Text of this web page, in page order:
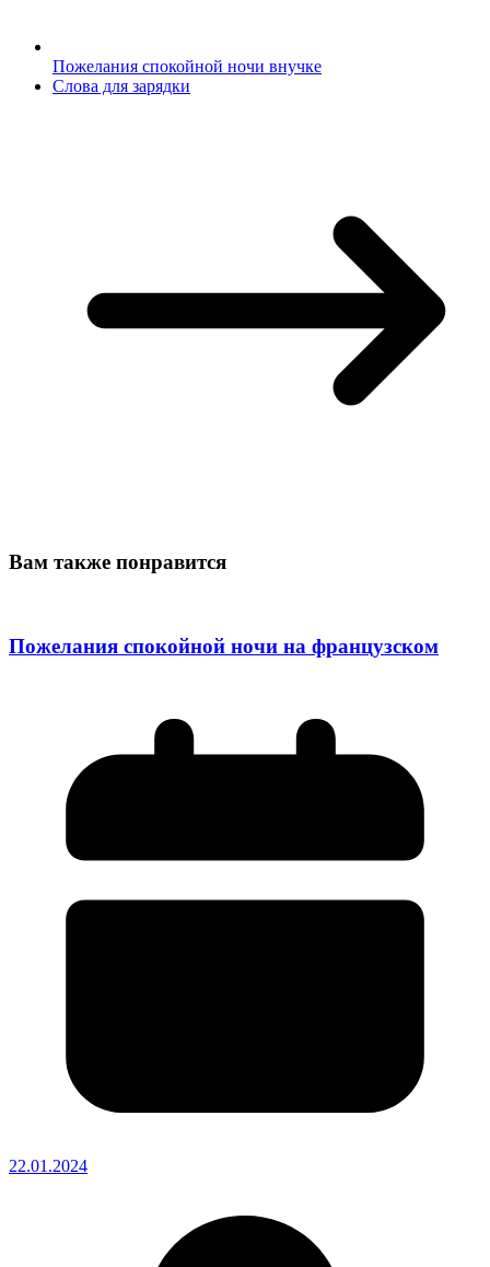
Пожелания спокойной ночи внучке
Слова для зарядки
Вам также понравится
Пожелания спокойной ночи на французском
22.01.2024